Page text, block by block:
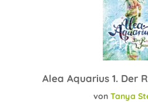
Alea Aquarius 1. Der
von Tanya